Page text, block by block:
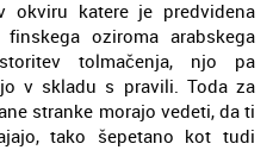
okviru katere je predvidena
oziroma arabskega
tolmačenja, njo pa
v skladu s pravili. Toda za
stranke morajo vedeti, da ti
tako šepetano kot tudi